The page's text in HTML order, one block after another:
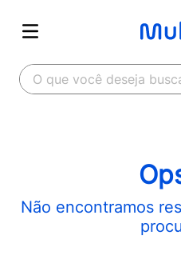
O que você deseja buscar?
Não encontramos